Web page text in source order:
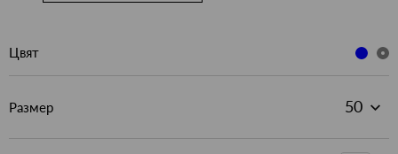
Цвят
Размер